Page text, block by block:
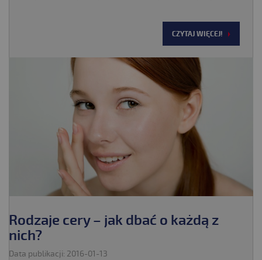
CZYTAJ WIĘCEJ!
Rodzaje cery – jak dbać o każdą z
nich?
Data publikacji: 2016-01-13